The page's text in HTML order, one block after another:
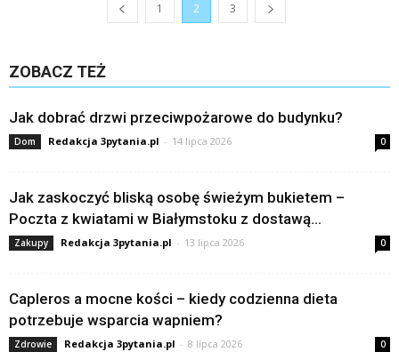
1 2 3
ZOBACZ TEŻ
Jak dobrać drzwi przeciwpożarowe do budynku?
Dom Redakcja 3pytania.pl - 14 lipca 2026 0
Jak zaskoczyć bliską osobę świeżym bukietem –
Poczta z kwiatami w Białymstoku z dostawą...
Zakupy Redakcja 3pytania.pl - 13 lipca 2026 0
Capleros a mocne kości – kiedy codzienna dieta
potrzebuje wsparcia wapniem?
Zdrowie Redakcja 3pytania.pl - 8 lipca 2026 0